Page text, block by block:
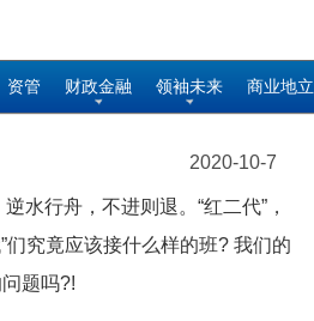
资管 财政金融 领袖未来 商业地立
2020-10-7
水行舟，不进则退。“红二代”，
们究竟应该接什么样的班? 我们的
题吗?!